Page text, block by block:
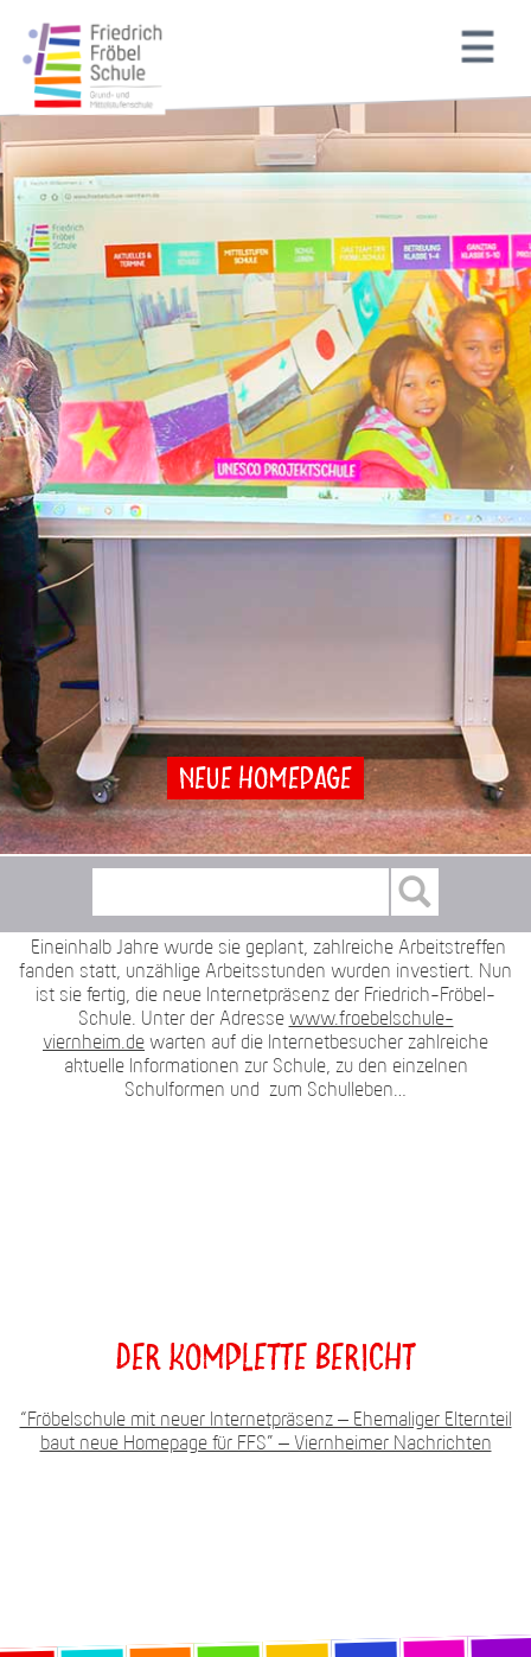
Neue Homepage
Eineinhalb Jahre wurde sie geplant, zahlreiche Arbeitstreffen
fanden statt, unzählige Arbeitsstunden wurden investiert. Nun
ist sie fertig, die neue Internetpräsenz der Friedrich-Fröbel-
Schule. Unter der Adresse www.froebelschule-
viernheim.de warten auf die Internetbesucher zahlreiche
aktuelle Informationen zur Schule, zu den einzelnen
Schulformen und zum Schulleben…
Der komplette Bericht
“Fröbelschule mit neuer Internetpräsenz – Ehemaliger Elternteil
baut neue Homepage für FFS” – Viernheimer Nachrichten